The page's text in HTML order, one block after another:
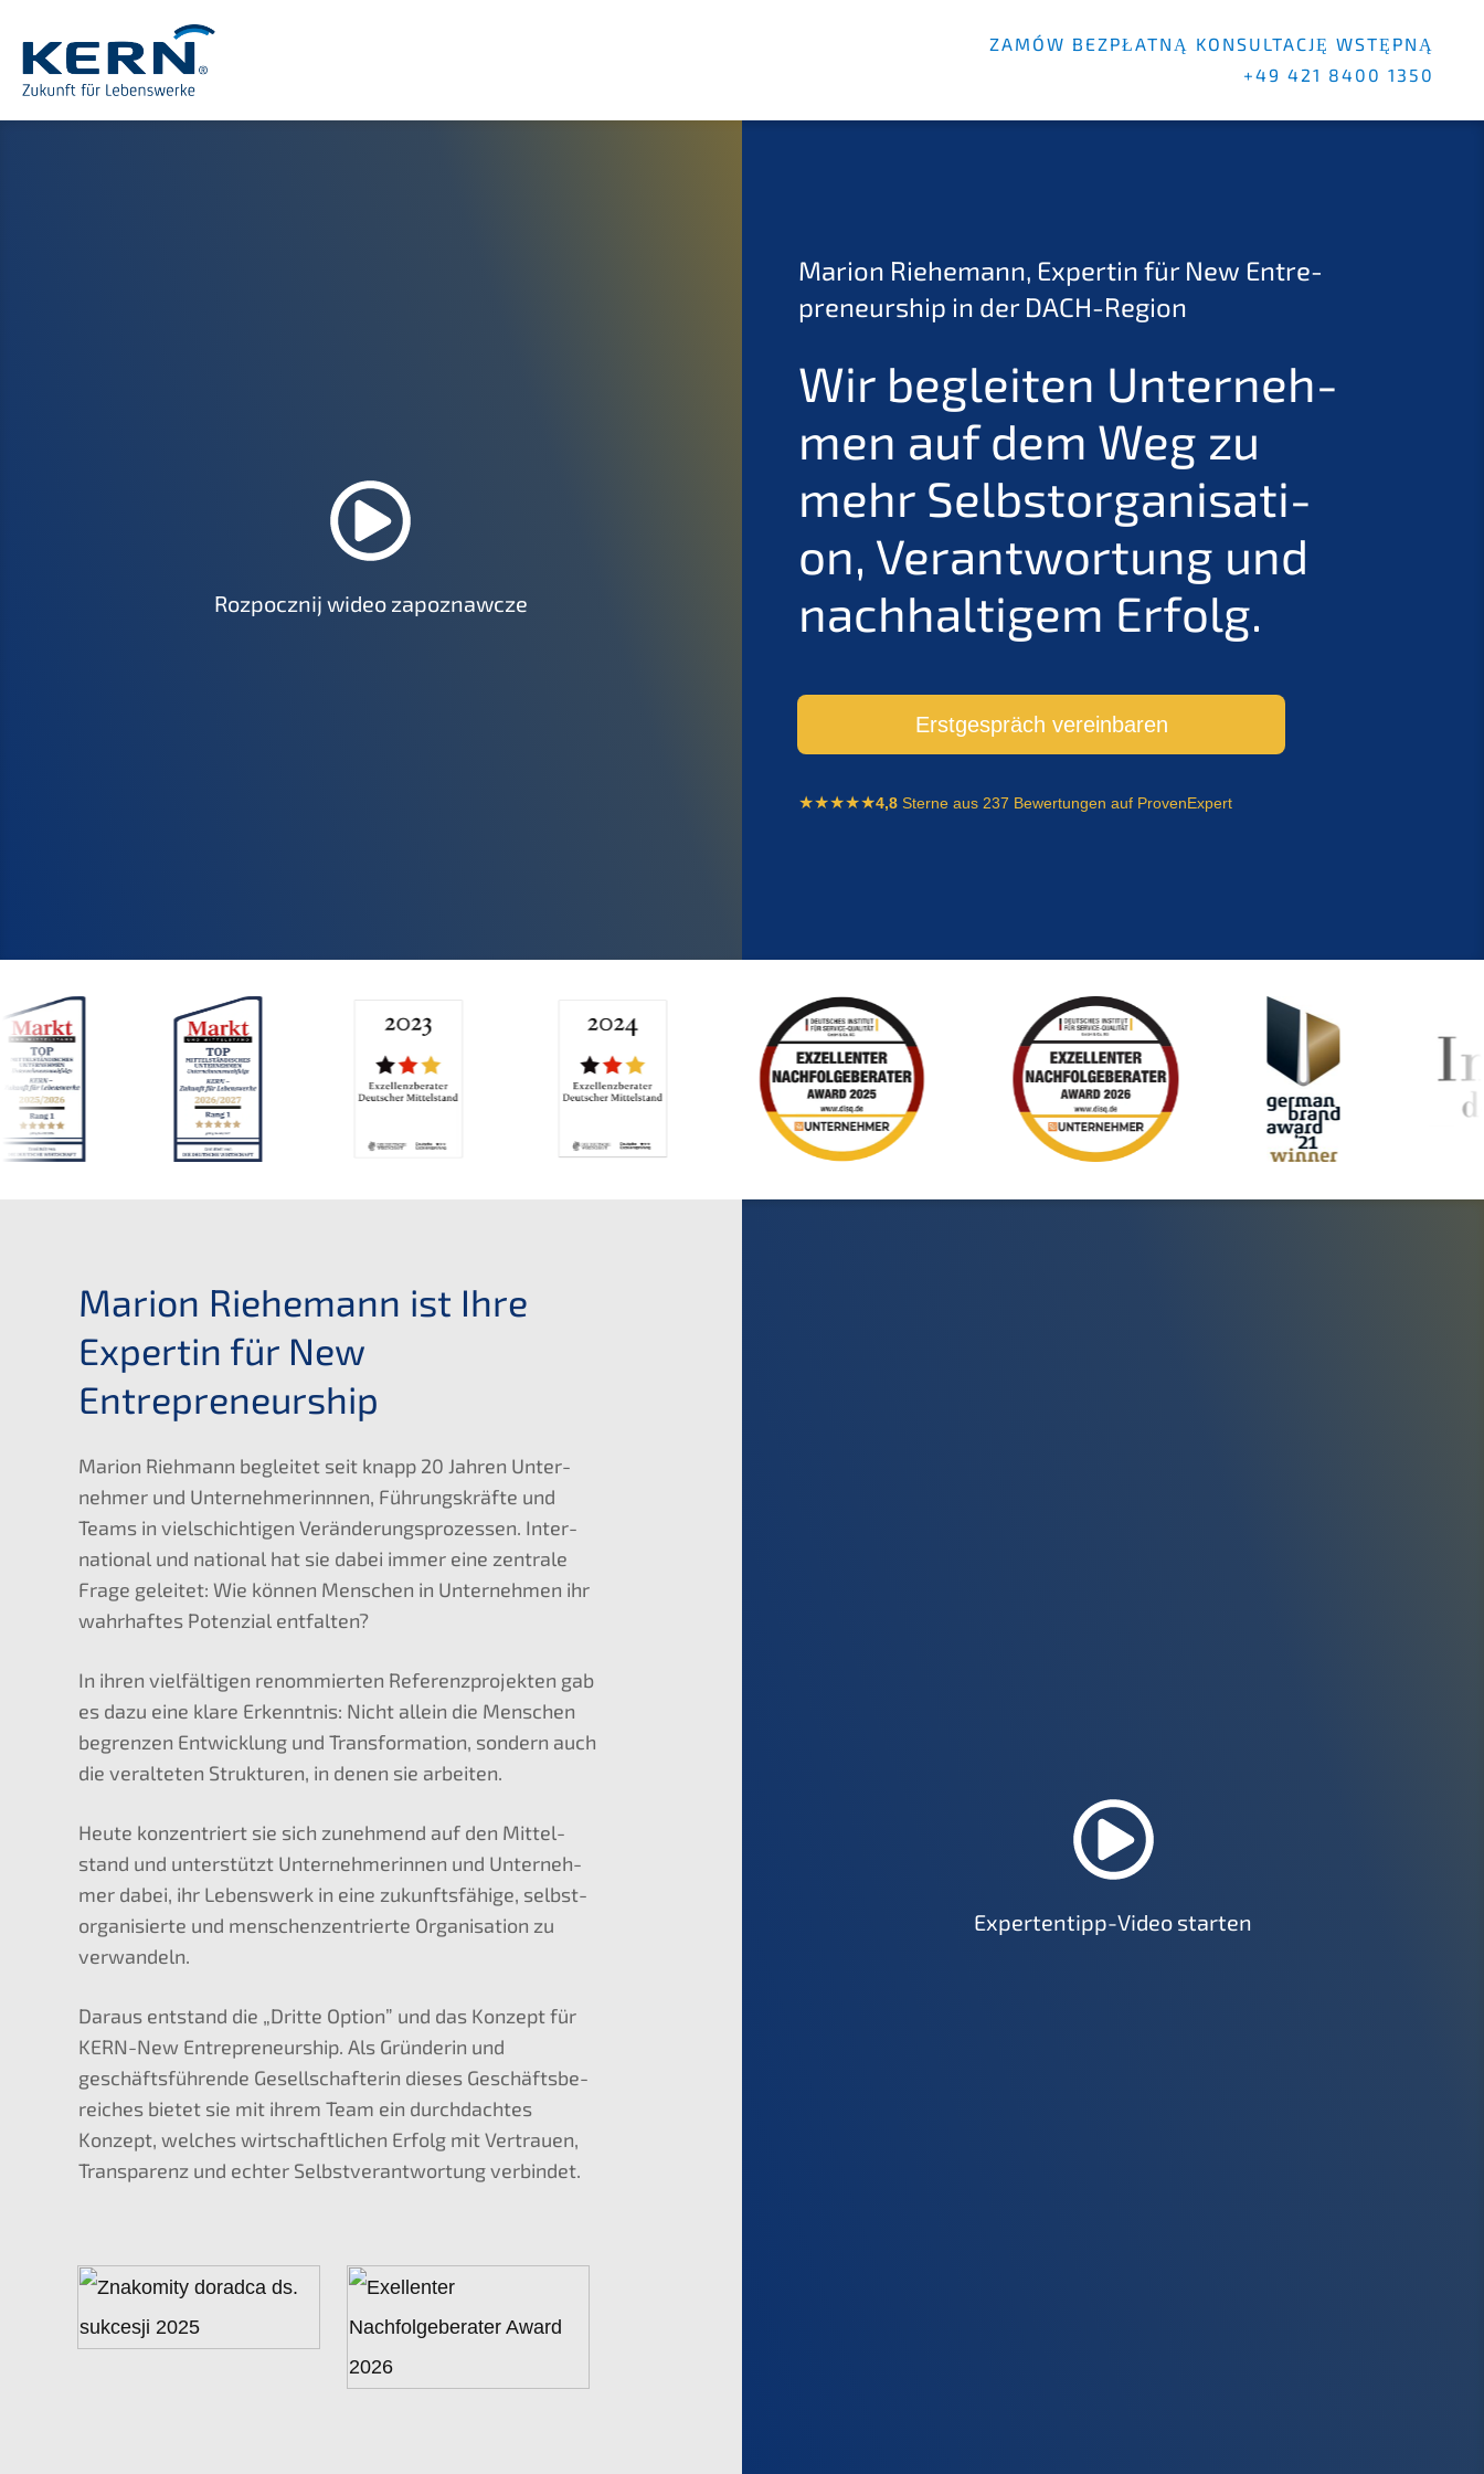
ZAMÓW BEZPŁAT­NĄ KONSULT­AC­JĘ WSTĘP­NĄ
+49 421 8400 1350
Marion Riehe­mann, Exper­tin für New Entre­
pre­neur­ship in der DACH-Region
Wir beglei­ten Unter­neh­
men auf dem Weg zu
mehr Selbst­or­ga­ni­sa­ti­
on, Verant­wor­tung und
nachhal­ti­gem Erfolg.
Erstge­spräch vereinbaren
4,8 Sterne aus 237 Bewer­tun­gen auf ProvenExpert
Rozpo­cz­nij wideo zapoznawcze
Marion Riehe­mann ist Ihre
Exper­tin für New
Entrepreneurship
Marion Riehmann beglei­tet seit knapp 20 Jahren Unter­
neh­mer und Unter­neh­me­rinn­nen, Führungs­kräf­te und
Teams in vielschich­ti­gen Verän­de­rungs­pro­zes­sen. Inter­
na­tio­nal und natio­nal hat sie dabei immer eine zentra­le
Frage gelei­tet: Wie können Menschen in Unter­neh­men ihr
wahrhaf­tes Poten­zi­al entfalten?
In ihren vielfäl­ti­gen renom­mier­ten Referenz­pro­jek­ten gab
es dazu eine klare Erkennt­nis: Nicht allein die Menschen
begren­zen Entwick­lung und Trans­for­ma­ti­on, sondern auch
die veral­te­ten Struk­tu­ren, in denen sie arbeiten.
Heute konzen­triert sie sich zuneh­mend auf den Mittel­
stand und unter­stützt Unter­neh­me­rin­nen und Unter­neh­
mer dabei, ihr Lebens­werk in eine zukunfts­fä­hi­ge, selbst­
or­ga­ni­sier­te und menschen­zen­trier­te Organi­sa­ti­on zu
verwandeln.
Daraus entstand die „Dritte Option” und das Konzept für
KERN-New Entre­pre­neur­ship. Als Gründe­rin und
geschäfts­füh­ren­de Gesell­schaf­te­rin dieses Geschäfts­be­
rei­ches bietet sie mit ihrem Team ein durch­dach­tes
Konzept, welches wirtschaft­li­chen Erfolg mit Vertrau­en,
Trans­pa­renz und echter Selbst­ver­ant­wor­tung verbindet.
Exper­ten­tipp-Video starten